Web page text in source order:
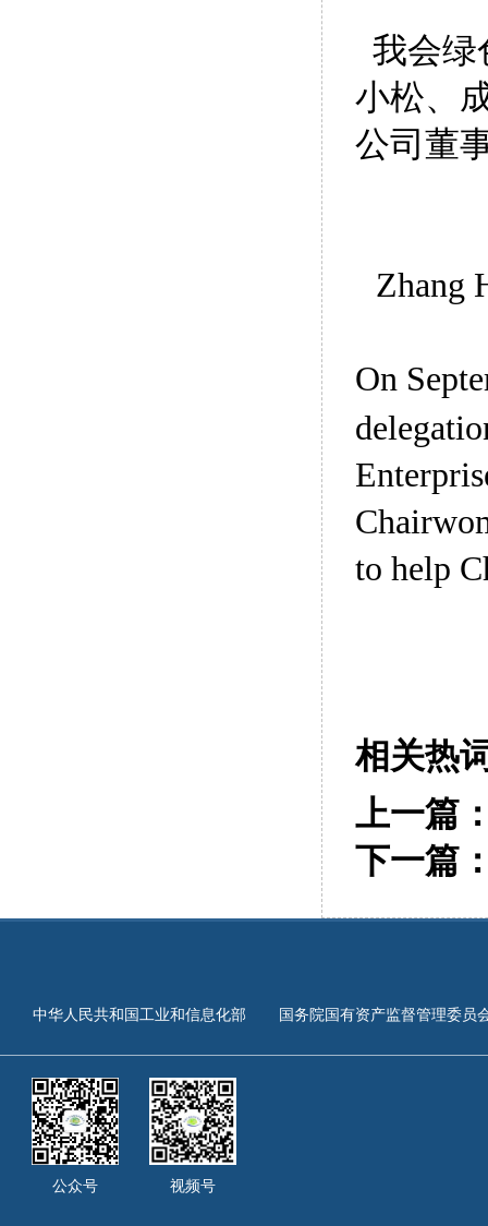
我会绿
小松、
公司董
Zhang
On
to help
相关热
上一篇
下一篇
中华人民共和国工业和信息化部 国务院国有资产监督管理委员
公众号 视频号